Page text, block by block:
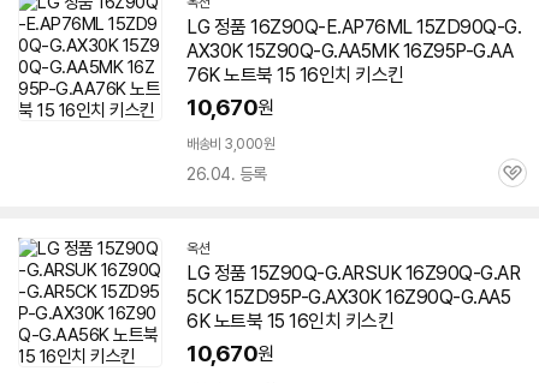
LG 정품 16Z90Q-E.AP76ML 15ZD90Q-G.
AX30K 15Z90Q-G.AA5MK 16Z95P-G.AA
76K 노트북 15 16인치 키스킨
10,670원
배송비 3,000원
26.04. 등록
관
옥션
LG 정품 15Z90Q-G.ARSUK 16Z90Q-G.AR
5CK 15ZD95P-G.AX30K 16Z90Q-G.AA5
6K 노트북 15 16인치 키스킨
10,670원